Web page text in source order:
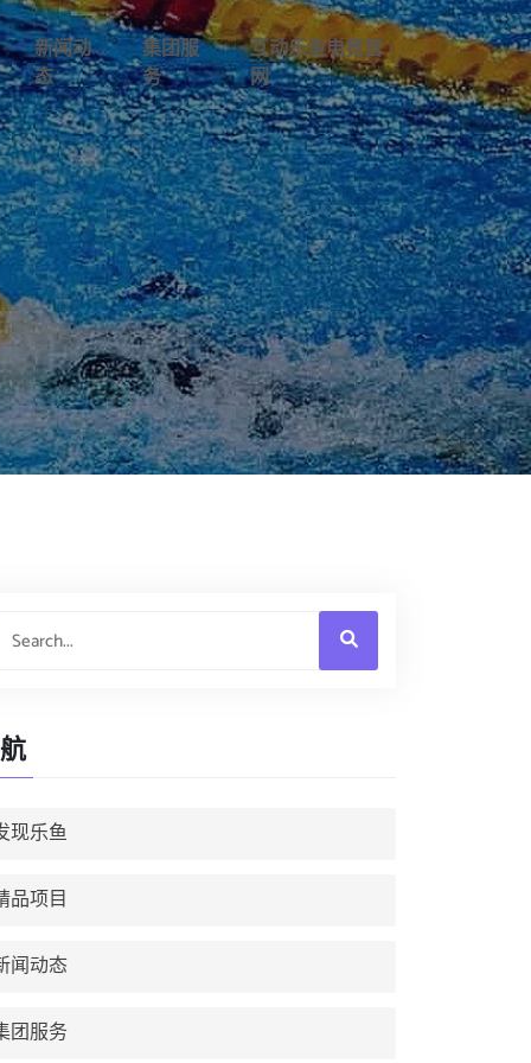
新闻动
态
集团服
务
互动乐鱼电竞官
网
现乐鱼
品项目
闻动态
团服务